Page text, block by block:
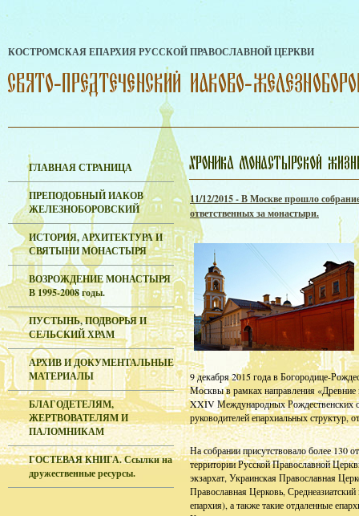
КОСТРОМСКАЯ ЕПАРХИЯ РУССКОЙ ПРАВОСЛАВНОЙ ЦЕРКВИ
ГЛАВНАЯ СТРАНИЦА
ПРЕПОДОБНЫЙ ИАКОВ
ЖЕЛЕЗНОБОРОВСКИЙ
ИСТОРИЯ, АРХИТЕКТУРА И
СВЯТЫНИ МОНАСТЫРЯ
ВОЗРОЖДЕНИЕ МОНАСТЫРЯ
В 1995-2008 годы.
ПУСТЫНЬ, ПОДВОРЬЯ И
СЕЛЬСКИЙ ХРАМ
АРХИВ И ДОКУМЕНТАЛЬНЫЕ
МАТЕРИАЛЫ
БЛАГОДЕТЕЛЯМ,
ЖЕРТВОВАТЕЛЯМ И
ПАЛОМНИКАМ
ГОСТЕВАЯ КНИГА. Ссылки на
дружественные ресурсы.
11/12/2015 - В Москве прошло
ответственных за монастыри.
9 декабря 2015 года в Богородице-
Москвы в рамках направления «Древние
XXIV Международных Рождественских
руководителей епархиальных структур,
На собрании присутствовало более 130
территории Русской Православной
экзархат, Украинская Православная
Православная Церковь,
епархия), а также такие отдаленные